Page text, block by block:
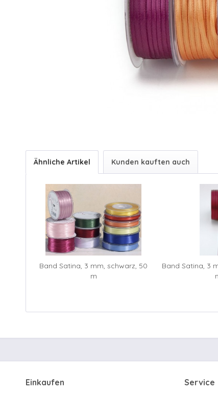
Ähnliche Artikel Kunden kauften auch
Band Satina, 3 mm, schwarz, 50
m
Band Satina, 3
Einkaufen Service